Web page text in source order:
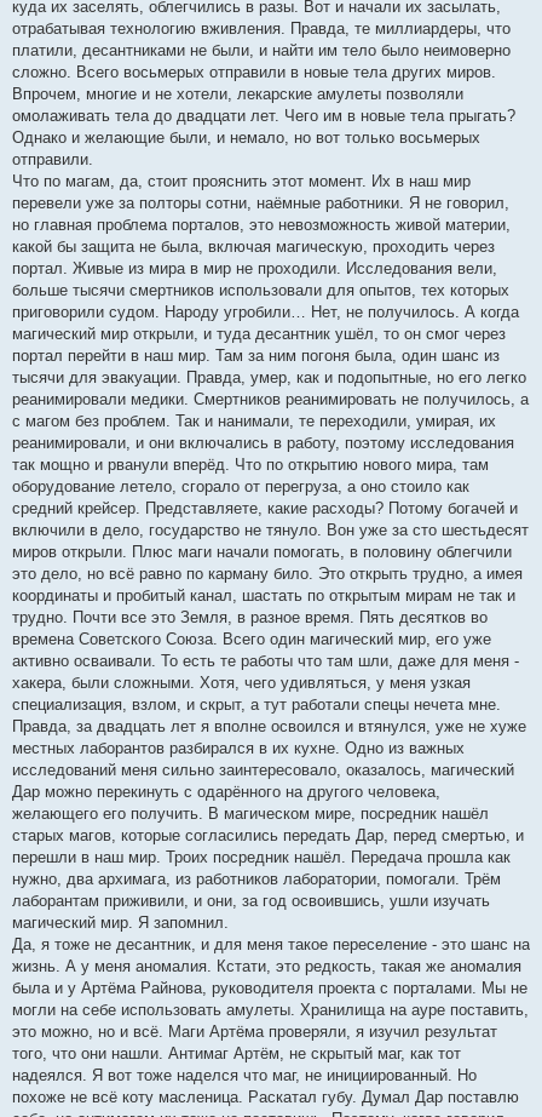
куда их заселять, облегчились в разы. Вот и начали их засылать,
отрабатывая технологию вживления. Правда, те миллиардеры, что
платили, десантниками не были, и найти им тело было неимоверно
сложно. Всего восьмерых отправили в новые тела других миров.
Впрочем, многие и не хотели, лекарские амулеты позволяли
омолаживать тела до двадцати лет. Чего им в новые тела прыгать?
Однако и желающие были, и немало, но вот только восьмерых
отправили.
Что по магам, да, стоит прояснить этот момент. Их в наш мир
перевели уже за полторы сотни, наёмные работники. Я не говорил,
но главная проблема порталов, это невозможность живой материи,
какой бы защита не была, включая магическую, проходить через
портал. Живые из мира в мир не проходили. Исследования вели,
больше тысячи смертников использовали для опытов, тех которых
приговорили судом. Народу угробили… Нет, не получилось. А когда
магический мир открыли, и туда десантник ушёл, то он смог через
портал перейти в наш мир. Там за ним погоня была, один шанс из
тысячи для эвакуации. Правда, умер, как и подопытные, но его легко
реанимировали медики. Смертников реанимировать не получилось, а
с магом без проблем. Так и нанимали, те переходили, умирая, их
реанимировали, и они включались в работу, поэтому исследования
так мощно и рванули вперёд. Что по открытию нового мира, там
оборудование летело, сгорало от перегруза, а оно стоило как
средний крейсер. Представляете, какие расходы? Потому богачей и
включили в дело, государство не тянуло. Вон уже за сто шестьдесят
миров открыли. Плюс маги начали помогать, в половину облегчили
это дело, но всё равно по карману било. Это открыть трудно, а имея
координаты и пробитый канал, шастать по открытым мирам не так и
трудно. Почти все это Земля, в разное время. Пять десятков во
времена Советского Союза. Всего один магический мир, его уже
активно осваивали. То есть те работы что там шли, даже для меня -
хакера, были сложными. Хотя, чего удивляться, у меня узкая
специализация, взлом, и скрыт, а тут работали спецы нечета мне.
Правда, за двадцать лет я вполне освоился и втянулся, уже не хуже
местных лаборантов разбирался в их кухне. Одно из важных
исследований меня сильно заинтересовало, оказалось, магический
Дар можно перекинуть с одарённого на другого человека,
желающего его получить. В магическом мире, посредник нашёл
старых магов, которые согласились передать Дар, перед смертью, и
перешли в наш мир. Троих посредник нашёл. Передача прошла как
нужно, два архимага, из работников лаборатории, помогали. Трём
лаборантам приживили, и они, за год освоившись, ушли изучать
магический мир. Я запомнил.
Да, я тоже не десантник, и для меня такое переселение - это шанс на
жизнь. А у меня аномалия. Кстати, это редкость, такая же аномалия
была и у Артёма Райнова, руководителя проекта с порталами. Мы не
могли на себе использовать амулеты. Хранилища на ауре поставить,
это можно, но и всё. Маги Артёма проверяли, я изучил результат
того, что они нашли. Антимаг Артём, не скрытый маг, как тот
надеялся. Я вот тоже наделся что маг, не инициированный. Но
похоже не всё коту масленица. Раскатал губу. Думал Дар поставлю